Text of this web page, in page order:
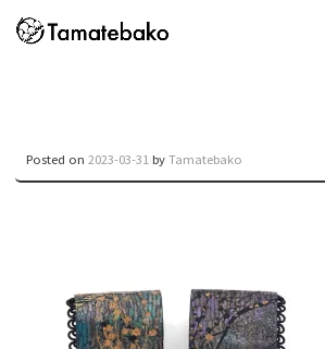
Posted on 2023-03-31 byTamatebako